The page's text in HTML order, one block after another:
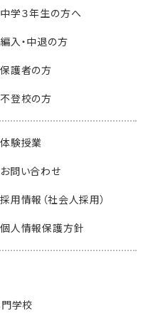
中学３年生の方へ
編入・中退の方
保護者の方
不登校の方
体験授業
お問い合わせ
採用情報（社会人採用）
個人情報保護方針
門学校